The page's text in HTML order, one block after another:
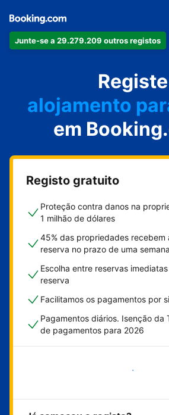
Junte-se a 29.279.209 outros registos
Registe
o seu
o seu
alojamento
a sua
o seu
em
Registo gratuito
Proteção contra danos na
1 milhão de dólares
45% das propriedades recebem
reserva no prazo de uma semana
Escolha entre reservas
reserva
Facilitamos os pagamentos por si
Pagamentos diários. Isenção da
de pagamentos para 2026
Comece já